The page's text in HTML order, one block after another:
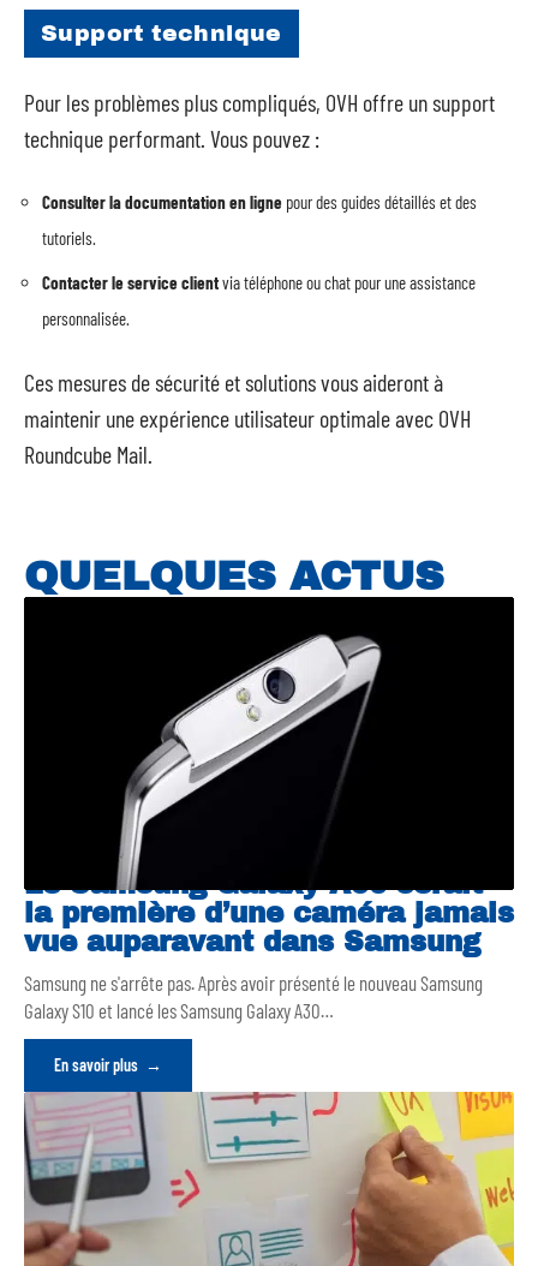
Support technique
Pour les problèmes plus compliqués, OVH offre un support
technique performant. Vous pouvez :
Consulter la documentation en ligne pour des guides détaillés et des
tutoriels.
Contacter le service clientvia téléphone ou chat pour une assistance
personnalisée.
Ces mesures de sécurité et solutions vous aideront à
maintenir une expérience utilisateur optimale avec OVH
Roundcube Mail.
QUELQUES ACTUS
Le Samsung Galaxy A90 serait
la première d’une caméra jamais
vue auparavant dans Samsung
Samsung ne s'arrête pas. Après avoir présenté le nouveau Samsung
Galaxy S10 et lancé les Samsung Galaxy A30…
En savoir plus